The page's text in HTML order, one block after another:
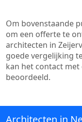
Om bovenstaande
om een offerte te
architecten in
goede vergelijking
kan het contact
beoordeeld.
Architecten in